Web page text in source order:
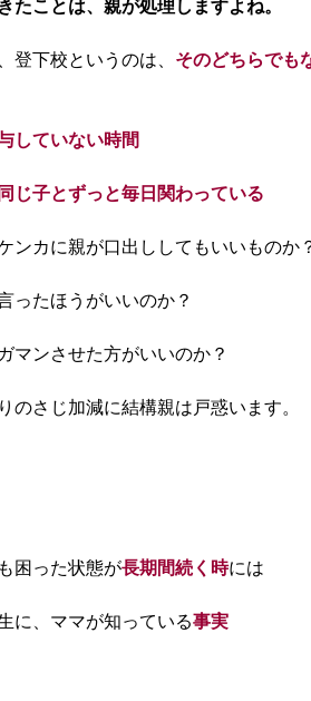
たことは、親が処理しますよね。
登下校というのは、 そのどちらでも
していない時間
じ子とずっと毎日関わっている
ンカに親が口出ししてもいいものか
ったほうがいいのか？
マンさせた方がいいのか？
のさじ加減に結構親は戸惑います。
困った状態が長期間続く時には
に、 ママが知っている事実